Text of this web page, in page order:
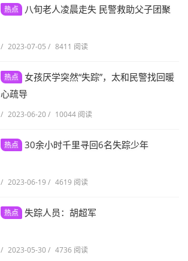
热点 八旬老人凌晨走失 民警救助父子团聚
/ 2023-07-05 / 8411 阅读
热点
女孩厌学突然“失踪”，太和民警找回暖
心疏导
/ 2023-06-20/ 10044 阅读
热点 30余小时千里寻回6名失踪少年
/ 2023-06-19 / 4619 阅读
热点 失踪人员：胡超军
/ 2023-05-30/ 4736 阅读